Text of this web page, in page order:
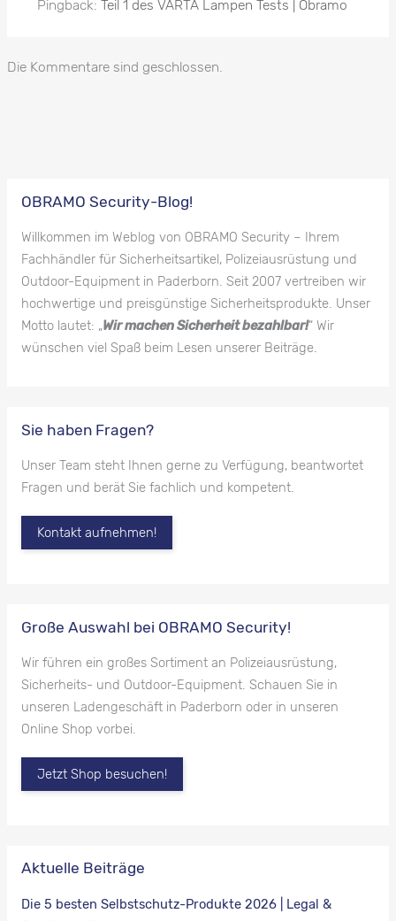
Pingback: Teil 1 des VARTA Lampen Tests | Obramo
Die Kommentare sind geschlossen.
OBRAMO Security-Blog!
Willkommen im Weblog von OBRAMO Security – Ihrem
Fachhändler für Sicherheitsartikel, Polizeiausrüstung und
Outdoor-Equipment in Paderborn. Seit 2007 vertreiben wir
hochwertige und preisgünstige Sicherheitsprodukte. Unser
Motto lautet: „Wir machen Sicherheit bezahlbar!“ Wir
wünschen viel Spaß beim Lesen unserer Beiträge.
Sie haben Fragen?
Unser Team steht Ihnen gerne zu Verfügung, beantwortet
Fragen und berät Sie fachlich und kompetent.
Kontakt aufnehmen!
Große Auswahl bei OBRAMO Security!
Wir führen ein großes Sortiment an Polizeiausrüstung,
Sicherheits- und Outdoor-Equipment. Schauen Sie in
unseren Ladengeschäft in Paderborn oder in unseren
Online Shop vorbei.
Jetzt Shop besuchen!
Aktuelle Beiträge
Die 5 besten Selbstschutz-Produkte 2026 | Legal &